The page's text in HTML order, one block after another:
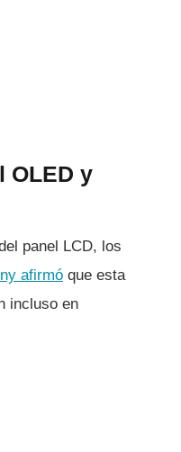
OLED y
panel LCD, los
afirmó que esta
incluso en